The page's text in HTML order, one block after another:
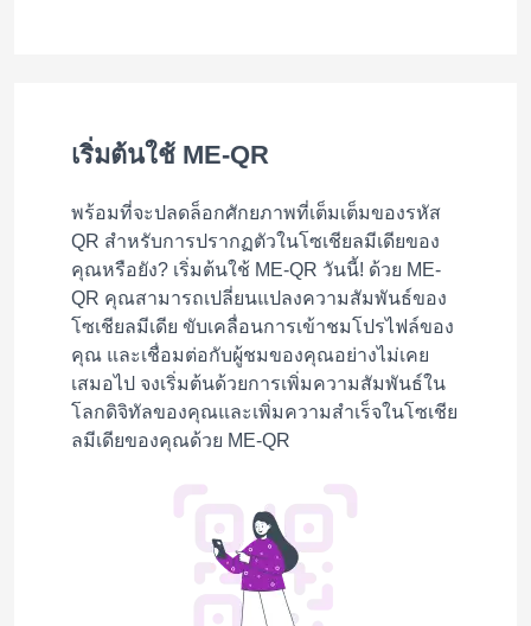
เริ่มต้นใช้ ME-QR
พร้อมที่จะปลดล็อกศักยภาพที่เต็มเต็มของรหัส
QR สำหรับการปรากฏตัวในโซเชียลมีเดียของ
คุณหรือยัง? เริ่มต้นใช้ ME-QR วันนี้! ด้วย ME-
QR คุณสามารถเปลี่ยนแปลงความสัมพันธ์ของ
โซเชียลมีเดีย ขับเคลื่อนการเข้าชมโปรไฟล์ของ
คุณ และเชื่อมต่อกับผู้ชมของคุณอย่างไม่เคย
เสมอไป จงเริ่มต้นด้วยการเพิ่มความสัมพันธ์ใน
โลกดิจิทัลของคุณและเพิ่มความสำเร็จในโซเชีย
ลมีเดียของคุณด้วย ME-QR